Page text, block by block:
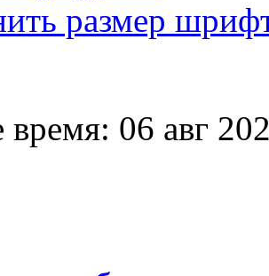
размер
06 авг